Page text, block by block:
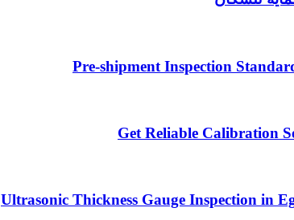
Pre-shipment Inspection
Get Reliable Calibration
Ultrasonic Thickness Gauge Inspection in